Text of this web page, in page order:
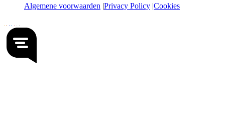
Algemene voorwaarden Privacy Policy Cookies